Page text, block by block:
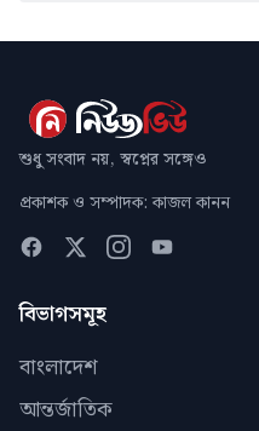
শুধু সংবাদ নয়, স্বপ্নের সঙ্গেও
প্রকাশক ও সম্পাদক: কাজল কানন
বিভাগসমূহ
বাংলাদেশ
আন্তর্জাতিক